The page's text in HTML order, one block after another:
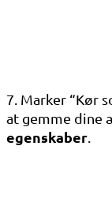
7. Marker “Kør
at gemme dine
egenskaber